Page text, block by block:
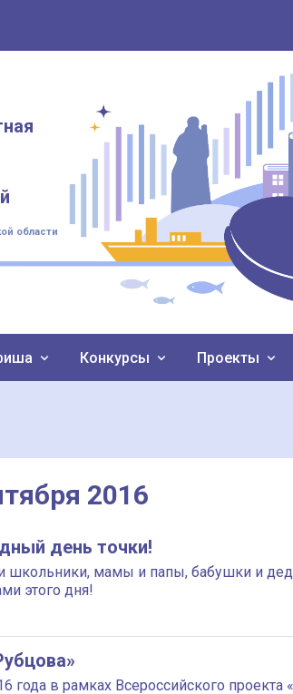
области
Конкурсы Проекты
2016
день точки!
школьники, мамы и папы, бабушки и
этого дня!
года в рамках Всероссийского проекта